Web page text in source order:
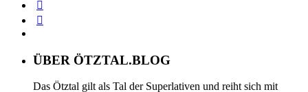
ÜBER ÖTZTAL.BLOG
Das Ötztal gilt als Tal der Superlativen und reiht sich mit